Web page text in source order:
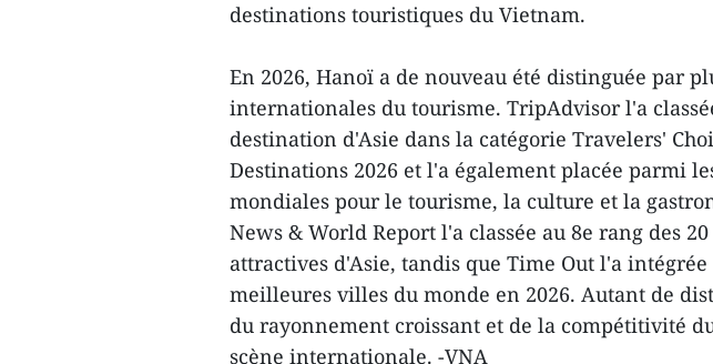
destinations touristiques du Vietnam.
En 2026, Hanoï a de nouveau été distinguée par
internationales du tourisme. TripAdvisor l'a
destination d'Asie dans la catégorie Travelers'
Destinations 2026 et l'a également placée parmi
mondiales pour le tourisme, la culture et la
News & World Report l'a classée au 8e rang des
attractives d'Asie, tandis que Time Out l'a intégrée
meilleures villes du monde en 2026. Autant de
du rayonnement croissant et de la compétitivité
scène internationale. -VNA